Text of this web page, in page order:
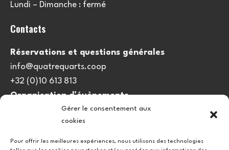
Gérer le consentement aux
cookies
Pour offrir les meilleures expériences, nous utilisons des technologies
Lundi – Dimanche : fermé
Contacts
Réservations et questions générales
info@quatrequarts.coop
+32 (0)10 613 813
Organisation d’évènements
viedulieu@quatrequarts.coop